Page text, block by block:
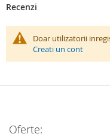
Recenzi
Doar utilizatorii
Creati un cont
Oferte: